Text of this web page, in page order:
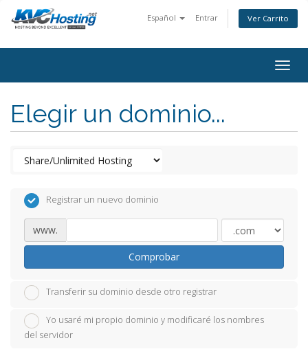
Español Entrar Ver Carrito
Elegir un dominio...
Registrar un nuevo dominio
www.
Comprobar
Transferir su dominio desde otro registrar
Yo usaré mi propio dominio y modificaré los nombres
del servidor